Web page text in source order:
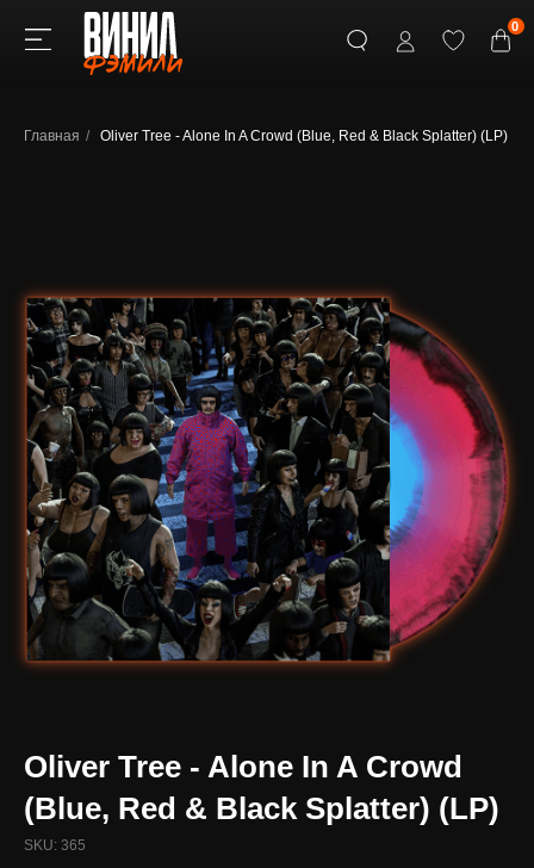
Главная / Oliver Tree - Alone In A Crowd (Blue, Red & Black Splatter) (LP)
Oliver Tree - Alone In A Crowd
(Blue, Red & Black Splatter) (LP)
SKU: 365